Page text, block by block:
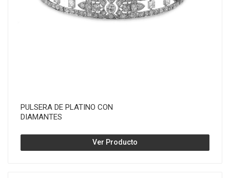
PULSERA DE PLATINO CON
DIAMANTES
Ver Producto